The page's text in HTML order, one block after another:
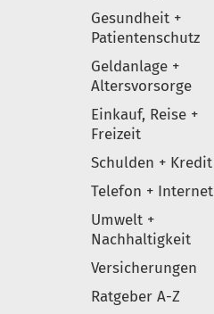
Gesundheit +
Patientenschutz
Geldanlage +
Altersvorsorge
Einkauf, Reise +
Freizeit
Schulden + Kredit
Telefon + Internet
Umwelt +
Nachhaltigkeit
Versicherungen
Ratgeber A-Z